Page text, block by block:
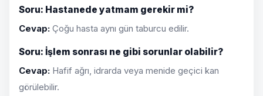
Soru: Hastanede yatmam gerekir mi?
Cevap: Çoğu hasta aynı gün taburcu edilir.
Soru: İşlem sonrası ne gibi sorunlar olabilir?
Cevap: Hafif ağrı, idrarda veya menide geçici kan
görülebilir.